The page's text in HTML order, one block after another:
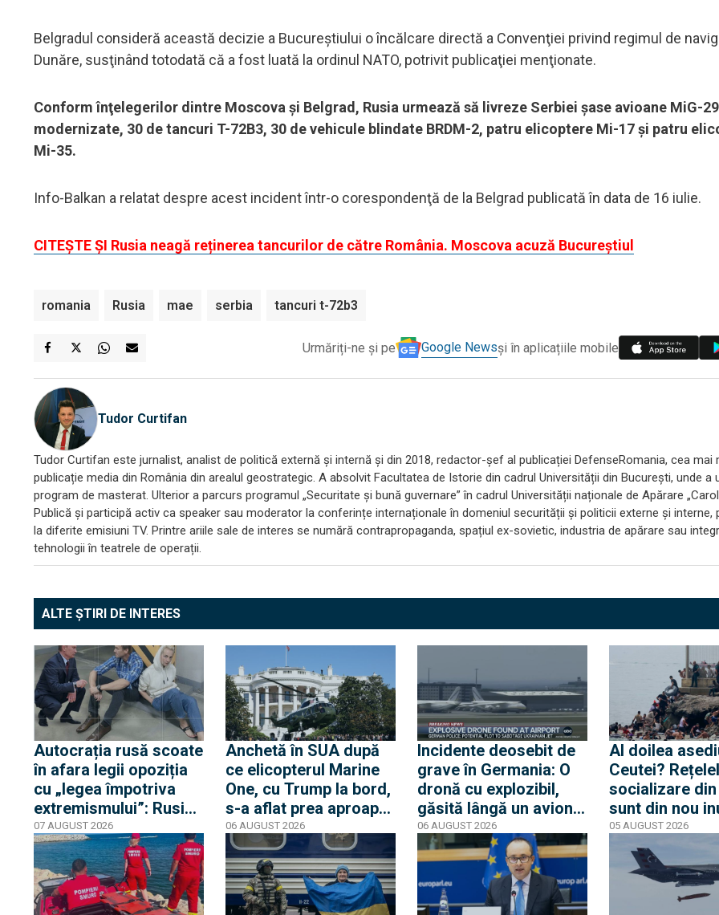
Belgradul consideră această decizie a Bucureştiului o încălcare directă a Convenţiei privind regimul de
Dunăre, susţinând totodată că a fost luată la ordinul NATO, potrivit publicaţiei menţionate.
Conform înţelegerilor dintre Moscova şi Belgrad, Rusia urmează să livreze Serbiei şase avioane MiG-29
modernizate, 30 de tancuri T-72B3, 30 de vehicule blindate BRDM-2, patru elicoptere Mi-17 şi patru
Mi-35.
Info-Balkan a relatat despre acest incident într-o corespondenţă de la Belgrad publicată în data de 16 iulie.
CITEȘTE ȘI Rusia neagă reținerea tancurilor de către România. Moscova acuză Bucureștiul
romania Rusia mae serbia tancuri t-72b3
Urmăriți-ne și pe Google Newsși în aplicațiile mobile
Tudor Curtifan
Tudor Curtifan este jurnalist, analist de politică externă și internă și din 2018, redactor-șef al publicației DefenseRomania, cea mai
publicație media din România din arealul geostrategic. A absolvit Facultatea de Istorie din cadrul Universității din București, unde a
program de masterat. Ulterior a parcurs programul „Securitate și bună guvernare” în cadrul Universității naționale de Apărare „Carol
Publică și participă activ ca speaker sau moderator la conferințe internaționale în domeniul securității și politicii externe și interne,
la diferite emisiuni TV. Printre ariile sale de interes se numără contrapropaganda, spațiul ex-sovietic, industria de apărare sau
tehnologii în teatrele de operații.
ALTE ȘTIRI DE INTERES
Autocrația rusă scoate
în afara legii opoziția
cu „legea împotriva
extremismului”: Rusia
declară „indizerabilă”
fundația Iuliei Navalnia,
soția opozantului
Aleksei Navalnîi, ucis
în închisorile siberiene
07 AUGUST 2026
Anchetă în SUA după
ce elicopterul Marine
One, cu Trump la bord,
s-a aflat prea aproape
de un avion de linie.
Casa Albă transmite
că Trump nu s-a aflat
niciun moment în
pericol
06 AUGUST 2026
Incidente deosebit de
grave în Germania: O
dronă cu explozibil,
găsită lângă un avion
ucrainean, în timp ce
un alt avion de marfă
care anula aterizarea a
lovit o a doua dronă
06 AUGUST 2026
Al doilea
Ceutei?
socializare
sunt din nou
de mesaje
nouă
orașul spaniol
05 AUGUST 2026